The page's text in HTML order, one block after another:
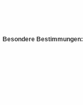
Besondere Bestimmungen: